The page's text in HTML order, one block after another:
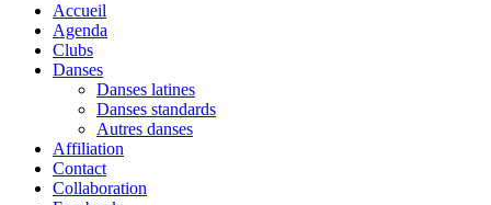
Accueil
Agenda
Clubs
Danses
Danses latines
Danses standards
Autres danses
Affiliation
Contact
Collaboration